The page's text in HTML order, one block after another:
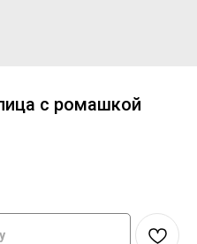
с ромашкой